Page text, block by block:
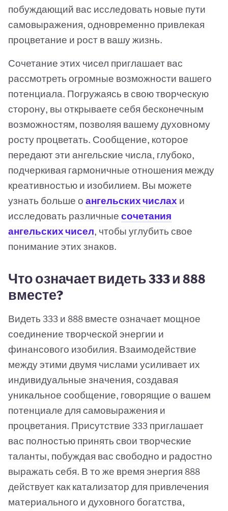
побуждающий вас исследовать новые пути
самовыражения, одновременно привлекая
процветание и рост в вашу жизнь.
Сочетание этих чисел приглашает вас
рассмотреть огромные возможности вашего
потенциала. Погружаясь в свою творческую
сторону, вы открываете себя бесконечным
возможностям, позволяя вашему духовному
росту процветать. Сообщение, которое
передают эти ангельские числа, глубоко,
подчеркивая гармоничные отношения между
креативностью и изобилием. Вы можете
узнать больше о ангельских числах и
исследовать различные сочетания
ангельских чисел, чтобы углубить свое
понимание этих знаков.
Что означает видеть 333 и 888
вместе?
Видеть 333 и 888 вместе означает мощное
соединение творческой энергии и
финансового изобилия. Взаимодействие
между этими двумя числами усиливает их
индивидуальные значения, создавая
уникальное сообщение, говорящие о вашем
потенциале для самовыражения и
процветания. Присутствие 333 приглашает
вас полностью принять свои творческие
таланты, побуждая вас свободно и радостно
выражать себя. В то же время энергия 888
действует как катализатор для привлечения
материального и духовного богатства,